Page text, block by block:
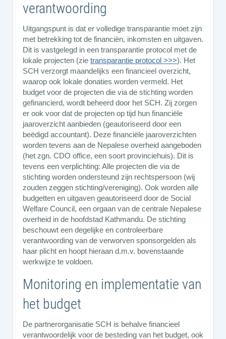
verantwoording
Uitgangspunt is dat er volledige transparantie moet zijn
met betrekking tot de financiën, inkomsten en uitgaven.
Dit is vastgelegd in een transparantie protocol met de
lokale projecten (zie transparantie protocol >>>). Het
SCH verzorgt maandelijks een financieel overzicht,
waarop ook lokale donaties worden vermeld. Het
budget voor de projecten die via de stichting worden
gefinancierd, wordt beheerd door het SCH. Zij zorgen
er ook voor dat de projecten op tijd hun financiële
jaaroverzicht aanbieden (geautoriseerd door een
beëdigd accountant). Deze financiële jaaroverzichten
worden tevens aan de Nepalese overheid aangeboden
(het zgn. CDO office, een soort provinciehuis). Dit is
tevens een verplichting: Alle projecten die via de
stichting worden ondersteund zijn rechtspersoon (wij
zouden zeggen stichting/vereniging). Ook worden alle
budgetten en uitgaven geautoriseerd door de Social
Welfare Council, een orgaan van de centrale Nepalese
overheid in de hoofdstad Kathmandu. De stichting
beschouwt een degelijke en controleerbare
verantwoording van de verworven sponsorgelden als
haar plicht en hoopt hieraan d.m.v. bovenstaande
werkwijze te voldoen.
Monitoring en implementatie van
het budget
De partnerorganisatie SCH is behalve financieel
verantwoordelijk voor de besteding van het budget, ook